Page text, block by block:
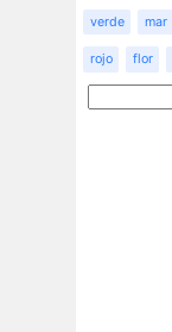
verde mar
rojo flor